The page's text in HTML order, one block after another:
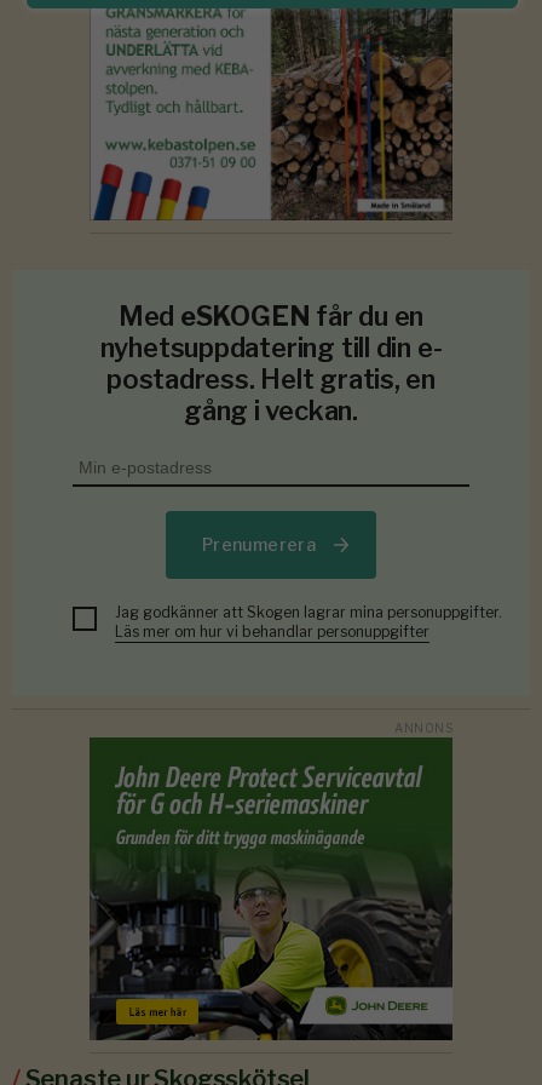
Med eSKOGEN får du en
nyhetsuppdatering till din e-
postadress. Helt gratis, en
gång i veckan.
Prenumerera
Jag godkänner att Skogen lagrar mina personuppgifter.
Läs mer om hur vi behandlar personuppgifter
/Senaste ur Skogsskötsel